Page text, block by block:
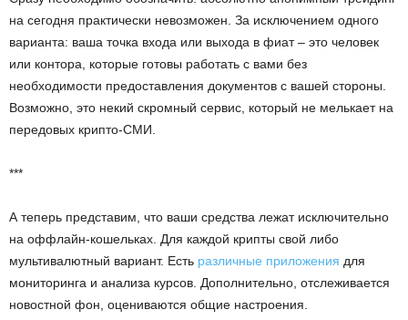
на сегодня практически невозможен. За исключением одного
варианта: ваша точка входа или выхода в фиат – это человек
или контора, которые готовы работать с вами без
необходимости предоставления документов с вашей стороны.
Возможно, это некий скромный сервис, который не мелькает на
передовых крипто-СМИ.
***
А теперь представим, что ваши средства лежат исключительно
на оффлайн-кошельках. Для каждой крипты свой либо
мультивалютный вариант. Есть различные приложения для
мониторинга и анализа курсов. Дополнительно, отслеживается
новостной фон, оцениваются общие настроения.